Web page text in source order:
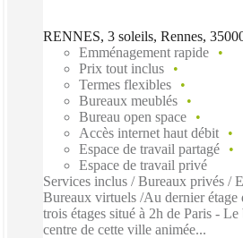
RENNES, 3 soleils, Rennes,
Emménagement rapide
Prix tout inclus
Termes flexibles
Bureaux meublés
Bureau open space
Accès internet haut débit
Espace de travail partagé
Espace de travail privé
Services inclus / Bureaux privés /
Bureaux virtuels /Au dernier étage
trois étages situé à 2h de Paris -
centre de cette ville animée...